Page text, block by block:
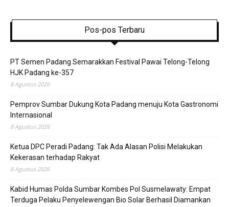
Pos-pos Terbaru
PT Semen Padang Semarakkan Festival Pawai Telong-Telong
HJK Padang ke-357
8 Agustus 2026
Pemprov Sumbar Dukung Kota Padang menuju Kota Gastronomi
Internasional
8 Agustus 2026
Ketua DPC Peradi Padang: Tak Ada Alasan Polisi Melakukan
Kekerasan terhadap Rakyat
8 Agustus 2026
Kabid Humas Polda Sumbar Kombes Pol Susmelawaty: Empat
Terduga Pelaku Penyelewengan Bio Solar Berhasil Diamankan